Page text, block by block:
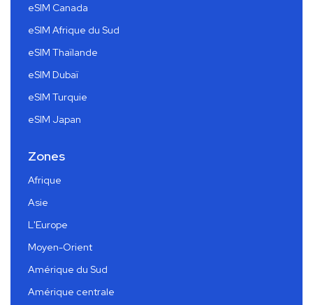
eSIM Canada
eSIM Afrique du Sud
eSIM Thaïlande
eSIM Dubaï
eSIM Turquie
eSIM Japan
Zones
Afrique
Asie
L'Europe
Moyen-Orient
Amérique du Sud
Amérique centrale